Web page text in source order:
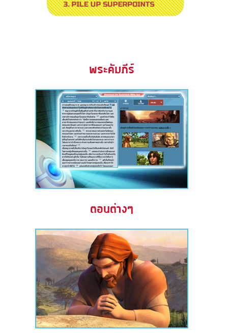
พระคัมภีร์
ตอนต่างๆ